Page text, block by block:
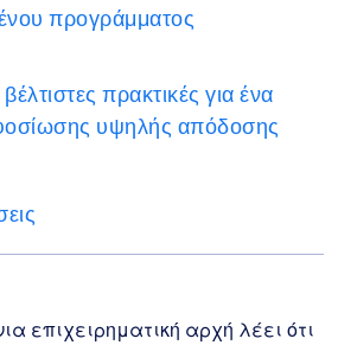
προγράμματος
πρακτικές για ένα
υψηλής απόδοσης
επιχειρηματική αρχή λέει ότι